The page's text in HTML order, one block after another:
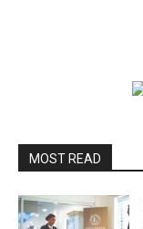
MOST READ